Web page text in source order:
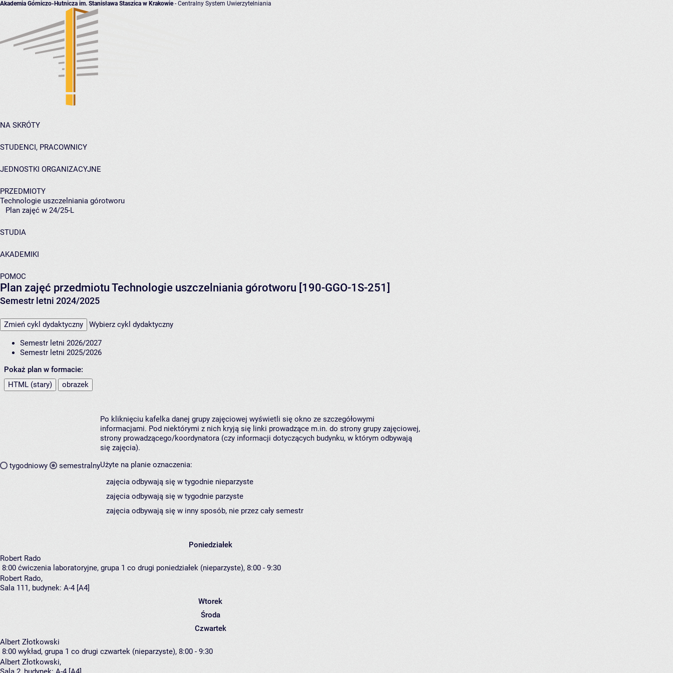
Akademia Górniczo-Hutnicza im. Stanisława Staszica w Krakowie- Centralny System Uwierzytelniania
NA SKRÓTY
STUDENCI, PRACOWNICY
JEDNOSTKI ORGANIZACYJNE
PRZEDMIOTY
Technologie uszczelniania górotworu
Plan zajęć w 24/25-L
STUDIA
AKADEMIKI
POMOC
Plan zajęć przedmiotu Technologie uszczelniania górotworu [190-GGO-1S-251]
Semestr letni 2024/2025
Zmień cykl dydaktyczny Wybierz cykl dydaktyczny
Semestr letni 2026/2027
Semestr letni 2025/2026
Pokaż plan w formacie:
HTML (stary)
obrazek
tygodniowy semestralny
Po kliknięciu kafelka danej grupy zajęciowej wyświetli się okno ze szczegółowymi
informacjami. Pod niektórymi z nich kryją się linki prowadzące m.in. do strony grupy zajęciowej,
strony prowadzącego/koordynatora (czy informacji dotyczących budynku, w którym odbywają
się zajęcia).
Użyte na planie oznaczenia:
zajęcia odbywają się w tygodnie nieparzyste
zajęcia odbywają się w tygodnie parzyste
zajęcia odbywają się w inny sposób, nie przez cały semestr
Poniedziałek
Robert Rado
8:00 ćwiczenia laboratoryjne, grupa 1 co drugi poniedziałek (nieparzyste), 8:00 - 9:30
Robert Rado,
Sala 111, budynek: A-4 [A4]
Wtorek
Środa
Czwartek
Albert Złotkowski
8:00 wykład, grupa 1 co drugi czwartek (nieparzyste), 8:00 - 9:30
Albert Złotkowski,